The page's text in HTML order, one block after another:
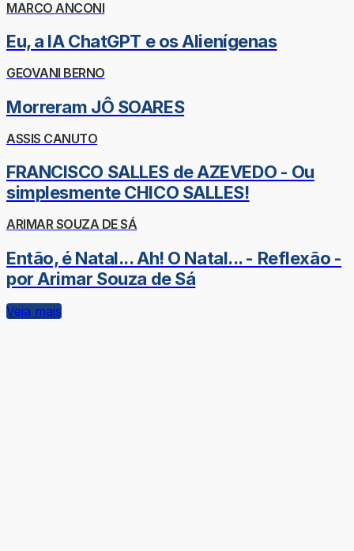
MARCO ANCONI
Eu, a IA ChatGPT e os Alienígenas
GEOVANI BERNO
Morreram JÔ SOARES
ASSIS CANUTO
FRANCISCO SALLES de AZEVEDO - Ou
simplesmente CHICO SALLES!
ARIMAR SOUZA DE SÁ
Então, é Natal... Ah! O Natal... - Reflexão -
por Arimar Souza de Sá
Veja mais